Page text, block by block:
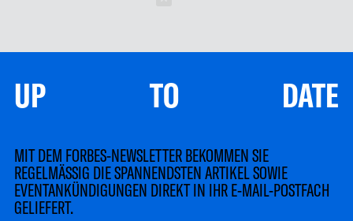
UP TO DATE
MIT DEM FORBES-NEWSLETTER BEKOMMEN SIE
REGELMÄSSIG DIE SPANNENDSTEN ARTIKEL SOWIE
EVENTANKÜNDIGUNGEN DIREKT IN IHR E-MAIL-POSTFACH
GELIEFERT.